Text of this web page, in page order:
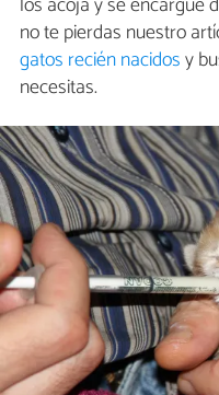
no te pierdas nuestro
gatos recién nacidosy
necesitas.